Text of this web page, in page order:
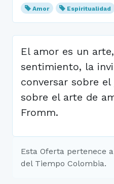
Amor Espiritualidad
El amor es un
sentimiento, la
conversar sobre
sobre el arte de
Fromm.
Esta Oferta pertenece
del Tiempo Colombia.